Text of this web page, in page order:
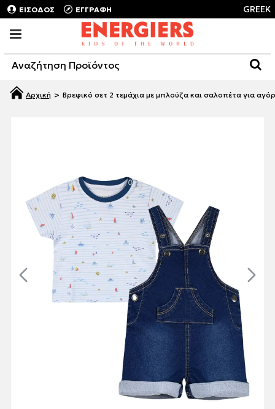
ΕΙΣΟΔΟΣ ΕΓΓΡΑΦΗ GREEK
Βρεφικό σετ 2 τεμάχια με μπλούζα και σαλοπέτα για